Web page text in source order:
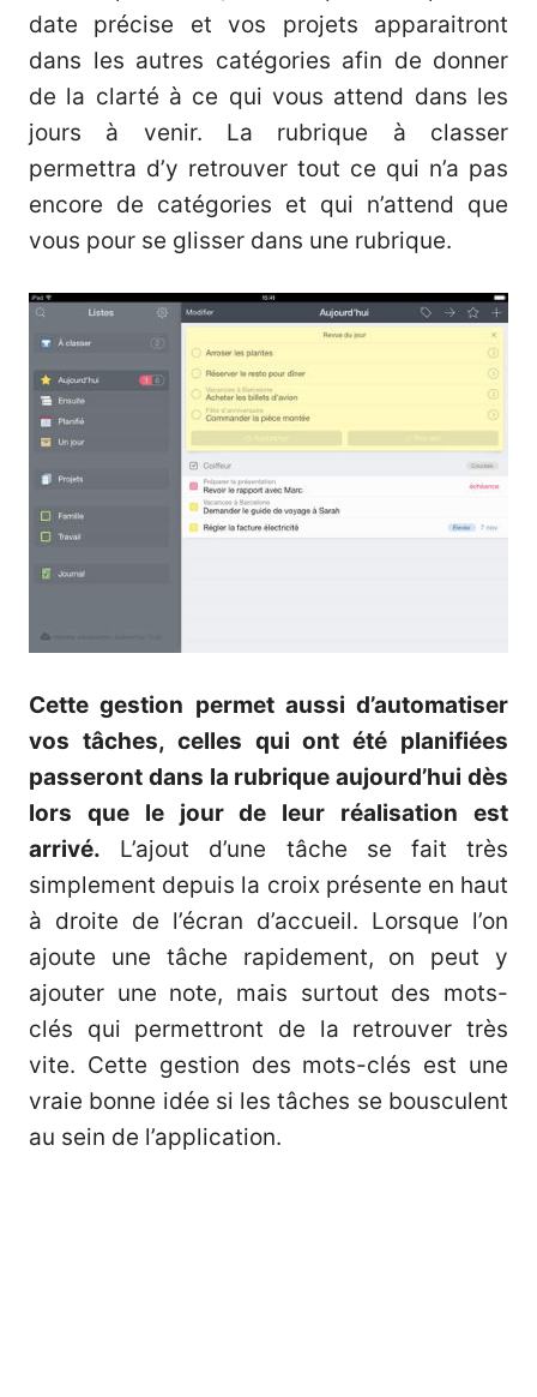
date précise et vos projets apparaitront
dans les autres catégories afin de donner
de la clarté à ce qui vous attend dans les
jours à venir. La rubrique à classer
permettra d’y retrouver tout ce qui n’a pas
encore de catégories et qui n’attend que
vous pour se glisser dans une rubrique.
Cette gestion permet aussi d’automatiser
vos tâches, celles qui ont été planifiées
passeront dans la rubrique aujourd’hui dès
lors que le jour de leur réalisation est
arrivé. L’ajout d’une tâche se fait très
simplement depuis la croix présente en haut
à droite de l’écran d’accueil. Lorsque l’on
ajoute une tâche rapidement, on peut y
ajouter une note, mais surtout des mots-
clés qui permettront de la retrouver très
vite. Cette gestion des mots-clés est une
vraie bonne idée si les tâches se bousculent
au sein de l’application.